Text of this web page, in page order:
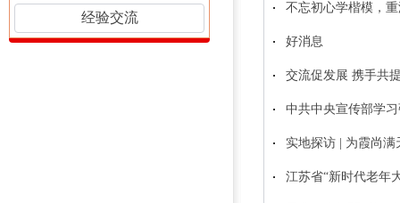
经验交流
不忘初心学楷模，
好消息
交流促发展 携手共
中共中央宣传部学
实地探访 | 为霞尚满
江苏省“新时代老年